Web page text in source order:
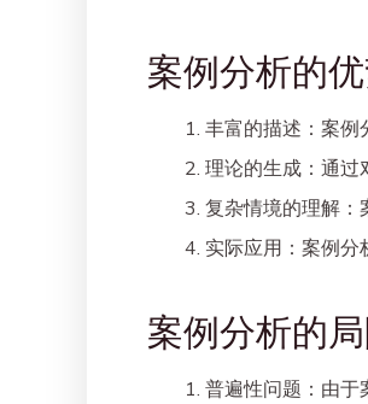
案例分析的
丰富的描述 ：案
理论的生成 ：通
复杂情境的理解
实际应用 ：案例
案例分析的
普遍性问题 ：由